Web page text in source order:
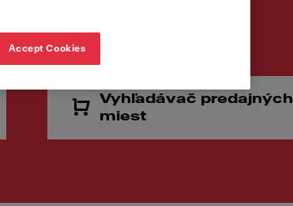
Cena vr. DPH
Vyhľadávač predajných
miest
Accept Cookies